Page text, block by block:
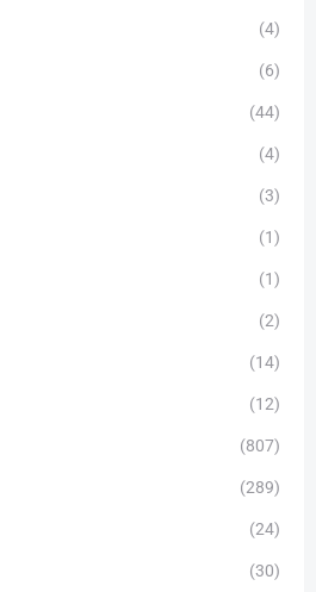
(4)
(6)
(44)
(4)
(3)
(1)
(1)
(2)
(14)
(12)
(807)
(289)
(24)
(30)